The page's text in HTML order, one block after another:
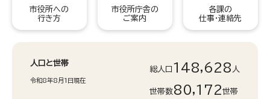
市役所への
行き方
市役所庁舎の
ご案内
各課の
仕事・連絡先
人口と世帯
令和8年8月1日現在
総人口 148,628 人
世帯数80,172世帯